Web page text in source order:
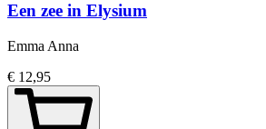
Een zee in Elysium
Emma Anna
€ 12,95